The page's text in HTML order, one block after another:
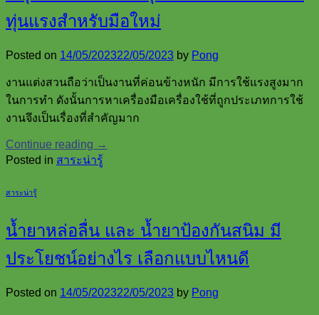
ทุ่นแรงสำหรับมือใหม่
Posted on 14/05/202322/05/2023 by Pong
งานแต่งสวนถือว่าเป็นงานที่ค่อนข้างหนัก มีการใช้แรงสูงมาก
ในการทำ ดังนั้นการหาเครื่องมือเครื่องใช้ที่ถูกประเภทการใช้
งานจึงเป็นเรื่องที่สำคัญมาก
Continue reading →
Posted in สาระน่ารู้
สาระน่ารู้
น้ำยาหล่อลื่น และ น้ำยาป้องกันสนิม มี
ประโยชน์อย่างไร เลือกแบบไหนดี
Posted on 14/05/202322/05/2023 by Pong